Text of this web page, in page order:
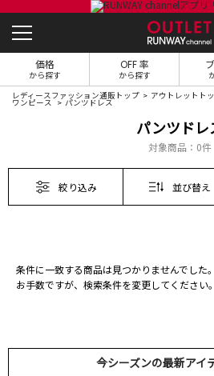
価格
から探す
OFF 率
から探す
レディースファッション通販トップ アウトレットト
ワンピース パンツドレス
パンツドレ
対象商品： 0件
絞り込み 並び替え
条件に一致する商品は見つかりませんでした。
お手数ですが、検索条件を変更してください。
今シーズンの最新アイ